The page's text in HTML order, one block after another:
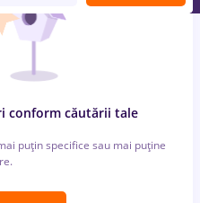
conform căutării tale
puțin specifice sau mai puține